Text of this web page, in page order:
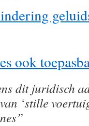
ook
dit juridisch
‘stille